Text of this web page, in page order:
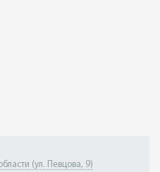
(ул. Певцова, 9)